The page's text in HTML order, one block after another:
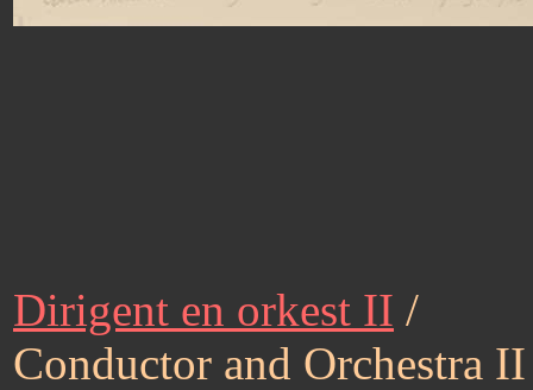
Dirigent en orkest II /
Conductor and Orchestra II